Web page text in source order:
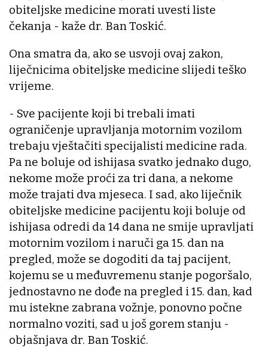
obiteljske medicine morati uvesti liste
čekanja - kaže dr. Ban Toskić.
Ona smatra da, ako se usvoji ovaj zakon,
liječnicima obiteljske medicine slijedi teško
vrijeme.
- Sve pacijente koji bi trebali imati
ograničenje upravljanja motornim vozilom
trebaju vještačiti specijalisti medicine rada.
Pa ne boluje od ishijasa svatko jednako dugo,
nekome može proći za tri dana, a nekome
može trajati dva mjeseca. I sad, ako liječnik
obiteljske medicine pacijentu koji boluje od
ishijasa odredi da 14 dana ne smije upravljati
motornim vozilom i naruči ga 15. dan na
pregled, može se dogoditi da taj pacijent,
kojemu se u međuvremenu stanje pogoršalo,
jednostavno ne dođe na pregled i 15. dan, kad
mu istekne zabrana vožnje, ponovno počne
normalno voziti, sad u još gorem stanju -
objašnjava dr. Ban Toskić.